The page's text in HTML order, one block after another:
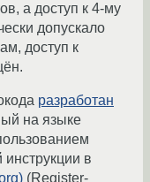
а доступ к 4-му
допускало
доступ к
разработан
на языке
в
(Register-